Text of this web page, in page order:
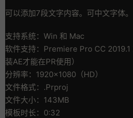
可以添加7段文字内容。可中文字体。
支持系统：Win 和 Mac
软件支持：Premiere Pro CC
装AE才能在PR使用）
分辨率：1920×1080（HD）
文件格式：.Prproj
文件大小：143MB
模板时长：0:32